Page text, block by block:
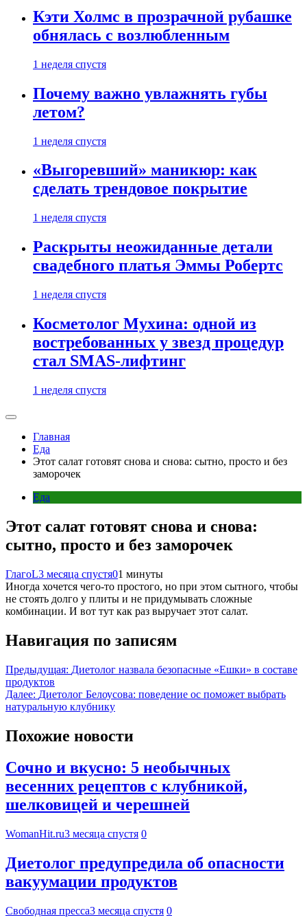
Кэти Холмс в прозрачной рубашке
обнялась с возлюбленным
1 неделя спустя
Почему важно увлажнять губы
летом?
1 неделя спустя
«Выгоревший» маникюр: как
сделать трендовое покрытие
1 неделя спустя
Раскрыты неожиданные детали
свадебного платья Эммы Робертс
1 неделя спустя
Косметолог Мухина: одной из
востребованных у звезд процедур
стал SMAS-лифтинг
1 неделя спустя
Главная
Еда
Этот салат готовят снова и снова: сытно, просто и без
заморочек
Еда
Этот салат готовят снова и снова:
сытно, просто и без заморочек
ГлагоL3 месяца спустя01 минуты
Иногда хочется чего-то простого, но при этом сытного, чтобы
не стоять долго у плиты и не придумывать сложные
комбинации. И вот тут как раз выручает этот салат.
Навигация по записям
Предыдущая: Диетолог назвала безопасные «Ешки» в составе
продуктов
Далее: Диетолог Белоусова: поведение ос поможет выбрать
натуральную клубнику
Похожие новости
Сочно и вкусно: 5 необычных
весенних рецептов с клубникой,
шелковицей и черешней
WomanHit.ru3 месяца спустя 0
Диетолог предупредила об опасности
вакуумации продуктов
Свободная пресса3 месяца спустя 0